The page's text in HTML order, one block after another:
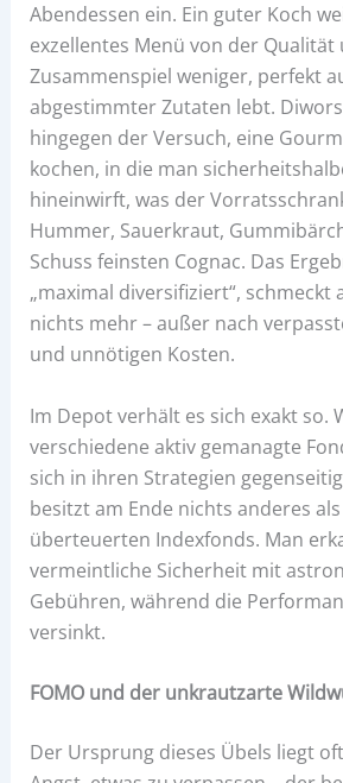
Abendessen ein. Ein guter Koch
exzellentes Menü von der Qualität
Zusammenspiel weniger, perfekt
abgestimmter Zutaten lebt.
hingegen der Versuch, eine
kochen, in die man
hineinwirft, was der
Hummer, Sauerkraut,
Schuss feinsten Cognac. Das
„maximal diversifiziert“, schmeckt
nichts mehr – außer nach
und unnötigen Kosten.
Im Depot verhält es sich exakt so.
verschiedene aktiv gemanagte
sich in ihren Strategien
besitzt am Ende nichts anderes
überteuerten Indexfonds. Man
vermeintliche Sicherheit mit
Gebühren, während die
versinkt.
FOMO und der unkrautzarte
Der Ursprung dieses Übels liegt